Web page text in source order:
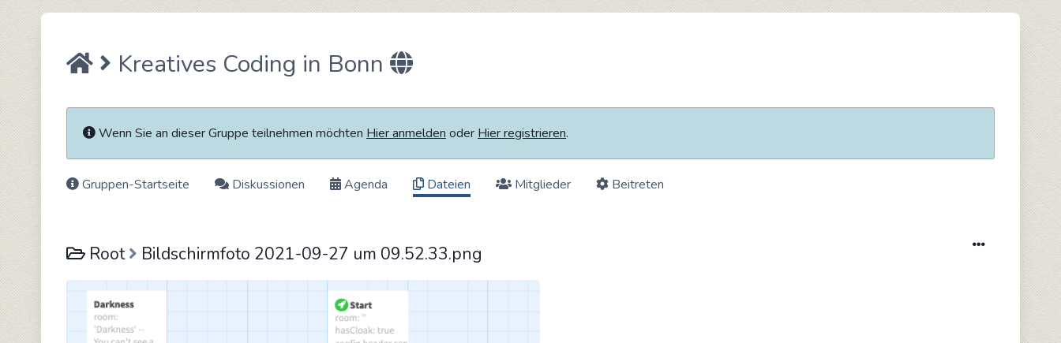
Kreatives Coding in Bonn
Wenn Sie an dieser Gruppe teilnehmen möchten Hier anmelden oder Hier registrieren.
Gruppen-Startseite Diskussionen Agenda Dateien Mitglieder Beitreten
Root Bildschirmfoto 2021-09-27 um 09.52.33.png